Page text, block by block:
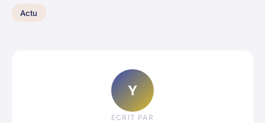
Actu
Y
ECRIT PAR